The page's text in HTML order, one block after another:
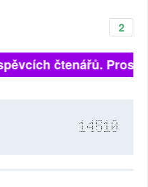
2
čtenářů.
14510